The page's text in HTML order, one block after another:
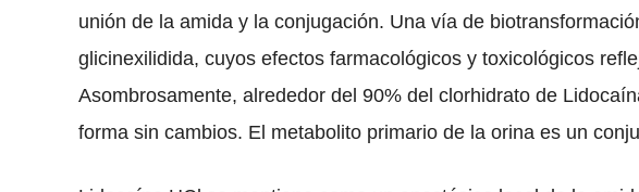
unión de la amida y la conjugación. Una vía de
glicinexilidida, cuyos efectos farmacológicos y toxicológicos
Asombrosamente, alrededor del 90% del clorhidrato de
forma sin cambios. El metabolito primario de la orina es un